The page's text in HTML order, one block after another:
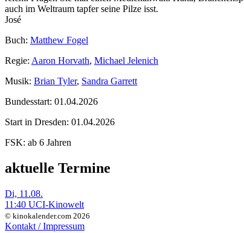
auch im Weltraum tapfer seine Pilze isst.
José
Buch: Matthew Fogel
Regie: Aaron Horvath, Michael Jelenich
Musik: Brian Tyler, Sandra Garrett
Bundesstart: 01.04.2026
Start in Dresden: 01.04.2026
FSK: ab 6 Jahren
aktuelle Termine
Di, 11.08.
11:40 UCI-Kinowelt
© kinokalender.com 2026
Kontakt / Impressum